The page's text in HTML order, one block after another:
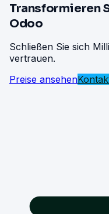
Transformieren
Odoo
Schließen Sie sich
vertrauen.
Preise ansehen